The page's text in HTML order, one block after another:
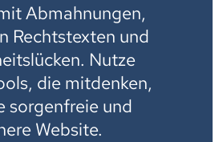
Abmahnungen,
Rechtstexten und
Nutze
die mitdenken,
sorgenfreie und
Website.